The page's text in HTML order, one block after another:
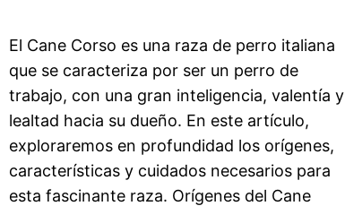
El Cane Corso es una raza de perro italiana
que se caracteriza por ser un perro de
trabajo, con una gran inteligencia, valentía y
lealtad hacia su dueño. En este artículo,
exploraremos en profundidad los orígenes,
características y cuidados necesarios para
esta fascinante raza. Orígenes del Cane